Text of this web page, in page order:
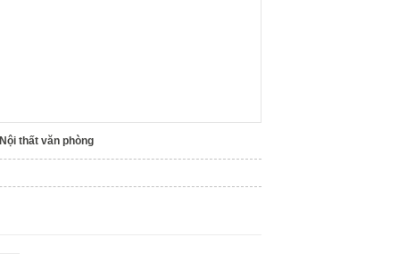
Nội thất văn phòng